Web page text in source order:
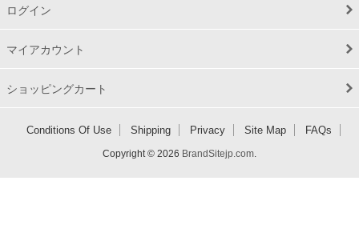
ログイン
マイアカウント
ショッピングカート
Conditions Of Use Shipping Privacy Site Map FAQs
Copyright © 2026 BrandSitejp.com